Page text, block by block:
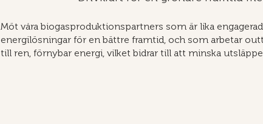
Möt våra biogasproduktionspartners som är lika
energilösningar för en bättre framtid, och som arbetar
till ren, förnybar energi, vilket bidrar till att minska